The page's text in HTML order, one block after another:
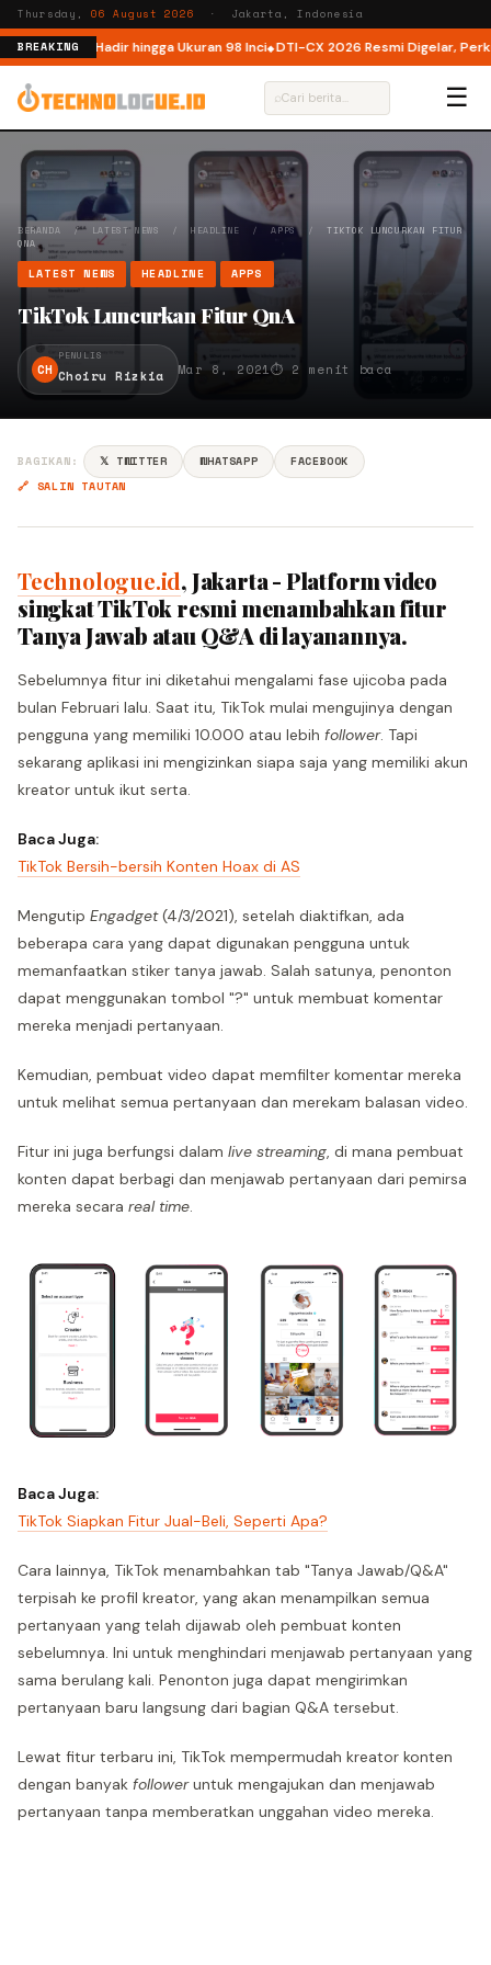
Thursday,06 August 2026 · Jakarta, Indonesia
BREAKINGKini Hadir hingga Ukuran 98 Inci DTI-CX 2026 Resmi Digelar,
⌕ ☰
BERANDA / LATEST NEWS / HEADLINE /APPS/TIKTOK LUNCURKAN FITUR
QNA
LATEST NEWS HEADLINE APPS
TikTok Luncurkan Fitur QnA
CH
PENULIS
Choiru Rizkia Mar 8, 2021⏱ 2 menit baca
BAGIKAN: 𝕏 TWITTER WHATSAPP
FACEBOOK
🔗 SALIN TAUTAN
Technologue.id, Jakarta - Platform video
singkat TikTok resmi menambahkan fitur
Tanya Jawab atau Q&A di layanannya.
Sebelumnya fitur ini diketahui mengalami fase ujicoba pada
bulan Februari lalu. Saat itu, TikTok mulai mengujinya dengan
pengguna yang memiliki 10.000 atau lebih follower. Tapi
sekarang aplikasi ini mengizinkan siapa saja yang memiliki akun
kreator untuk ikut serta.
Baca Juga:
TikTok Bersih-bersih Konten Hoax di AS
Mengutip Engadget(4/3/2021), setelah diaktifkan, ada
beberapa cara yang dapat digunakan pengguna untuk
memanfaatkan stiker tanya jawab. Salah satunya, penonton
dapat menggunakan tombol "?" untuk membuat komentar
mereka menjadi pertanyaan.
Kemudian, pembuat video dapat memfilter komentar mereka
untuk melihat semua pertanyaan dan merekam balasan video.
Fitur ini juga berfungsi dalam live streaming, di mana pembuat
konten dapat berbagi dan menjawab pertanyaan dari pemirsa
mereka secara real time.
Baca Juga:
TikTok Siapkan Fitur Jual-Beli, Seperti Apa?
Cara lainnya, TikTok menambahkan tab "Tanya Jawab/Q&A"
terpisah ke profil kreator, yang akan menampilkan semua
pertanyaan yang telah dijawab oleh pembuat konten
sebelumnya. Ini untuk menghindari menjawab pertanyaan yang
sama berulang kali. Penonton juga dapat mengirimkan
pertanyaan baru langsung dari bagian Q&A tersebut.
Lewat fitur terbaru ini, TikTok mempermudah kreator konten
dengan banyak followeruntuk mengajukan dan menjawab
pertanyaan tanpa memberatkan unggahan video mereka.